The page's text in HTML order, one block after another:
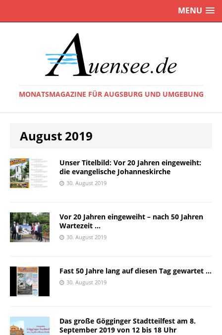
MENU
MONATSMAGAZINE FÜR AUGSBURG UND UMGEBUNG
August 2019
Unser Titelbild: Vor 20 Jahren eingeweiht:
die evangelische Johanneskirche
30. August 2019
Vor 20 Jahren eingeweiht – nach 50 Jahren
Wartezeit …
30. August 2019
Fast 50 Jahre lang auf diesen Tag gewartet …
30. August 2019
Das große Gögginger Stadtteilfest am 8.
September 2019 von 12 bis 18 Uhr